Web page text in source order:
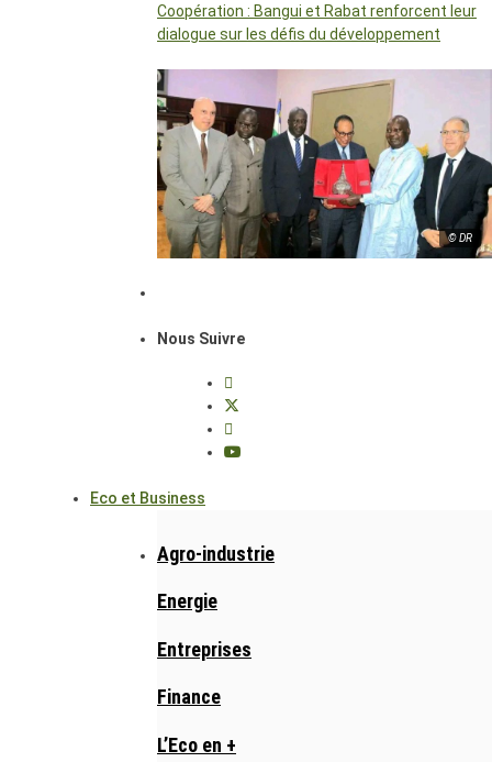
Coopération : Bangui et Rabat renforcent leur
dialogue sur les défis du développement
© DR
Nous Suivre
Eco et Business
Agro-industrie
Energie
Entreprises
Finance
L’Eco en +